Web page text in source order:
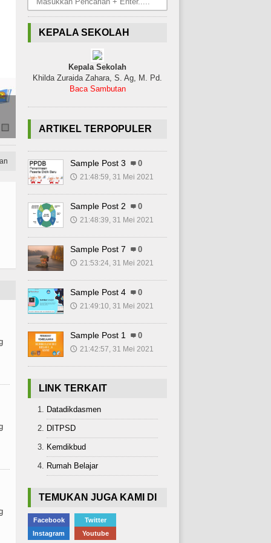
Senin, 31 Mei 2021 | 21:48:39 WIB
KEPALA SEKOLAH
Kepala Sekolah
Khilda Zuraida Zahara, S. Ag, M. Pd.
Baca Sambutan
ARTIKEL TERPOPULER
Sample Post 3 0
🕔 21:48:59, 31 Mei 2021
Sample Post 2 0
🕔 21:48:39, 31 Mei 2021
Sample Post 7 0
🕔 21:53:24, 31 Mei 2021
Sample Post 4 0
🕔 21:49:10, 31 Mei 2021
Sample Post 1 0
🕔 21:42:57, 31 Mei 2021
LINK TERKAIT
Datadikdasmen
DITPSD
Kemdikbud
Rumah Belajar
TEMUKAN JUGA KAMI DI
Facebook
Twitter
Instagram
Youtube